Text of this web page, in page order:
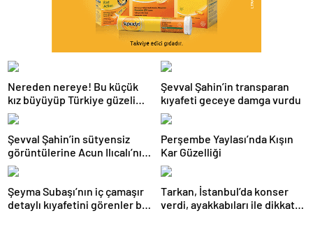
Nereden nereye! Bu küçük
kız büyüyüp Türkiye güzeli
oldu
Şevval Şahin’in transparan
kıyafeti geceye damga vurdu
Şevval Şahin’in sütyensiz
görüntülerine Acun Ilıcalı’nın
kanalında sansür
Perşembe Yaylası’nda Kışın
Kar Güzelliği
Şeyma Subaşı’nın iç çamaşır
detaylı kıyafetini görenler bir
Tarkan, İstanbul’da konser
verdi, ayakkabıları ile dikkat